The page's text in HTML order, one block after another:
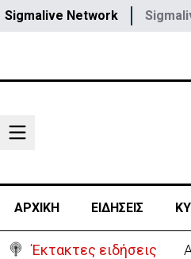
Sigmalive Network
ΑΡΧΙΚΗ ΕΙΔΗΣΕΙΣ
Έκτακτες ειδήσεις